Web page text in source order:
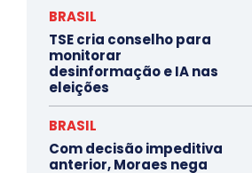
BRASIL
TSE cria conselho para
monitorar
desinformação e IA nas
eleições
BRASIL
Com decisão impeditiva
anterior, Moraes nega